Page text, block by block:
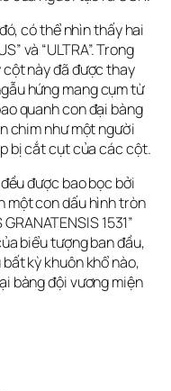
có thể nhìn thấy hai
và “ULTRA”. Trong
này đã được thay
hứng mang cụm từ
quanh con đại bàng
chim như một người
bị cắt cụt của các cột.
được bao bọc bởi
một con dấu hình tròn
1531”
biểu tượng ban đầu,
kỳ khuôn khổ nào,
bàng đội vương miện